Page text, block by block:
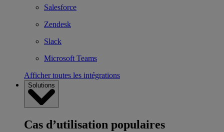
Salesforce
Zendesk
Slack
Microsoft Teams
Afficher toutes les intégrations
Solutions
Cas d’utilisation populaires